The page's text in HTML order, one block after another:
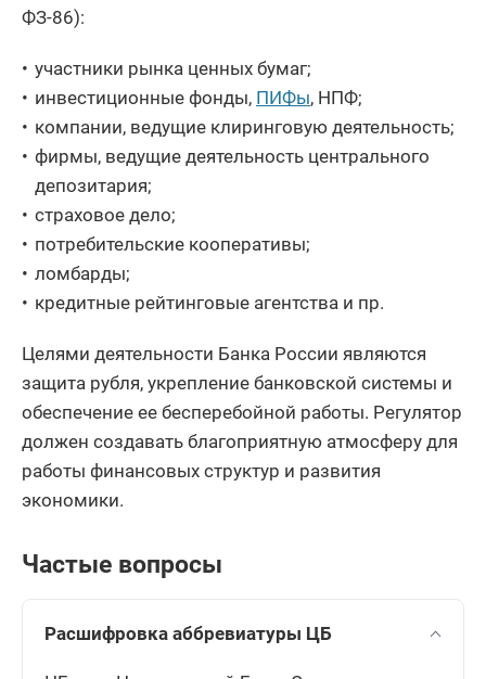
ФЗ-86):
участники рынка ценных бумаг;
инвестиционные фонды, ПИФы, НПФ;
компании, ведущие клиринговую деятельность;
фирмы, ведущие деятельность центрального
депозитария;
страховое дело;
потребительские кооперативы;
ломбарды;
кредитные рейтинговые агентства и пр.
Целями деятельности Банка России являются
защита рубля, укрепление банковской системы и
обеспечение ее бесперебойной работы. Регулятор
должен создавать благоприятную атмосферу для
работы финансовых структур и развития
экономики.
Частые вопросы
Расшифровка аббревиатуры ЦБ